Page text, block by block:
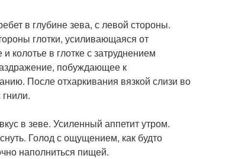
в глубине зева, с левой стороны.
глотки, усиливающаяся от
колотье в глотке с затруднением
побуждающее к
После отхаркивания вязкой слизи во
гнили.
в зеве. Усиленный аппетит утром.
Голод с ощущением, как будто
наполниться пищей.